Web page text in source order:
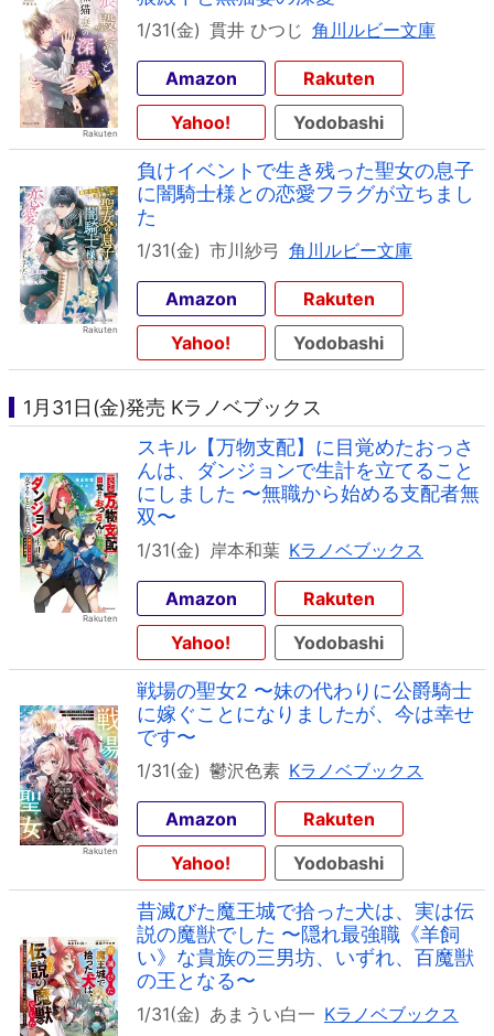
1/31(金) 貫井 ひつじ 角川ルビー文庫
Amazon
Rakuten
Yahoo!
Yodobashi
負けイベントで生き残った聖女の息子
に闇騎士様との恋愛フラグが立ちまし
た
1/31(金) 市川紗弓 角川ルビー文庫
Amazon
Rakuten
Yahoo!
Yodobashi
1月31日(金)発売 Kラノベブックス
スキル【万物支配】に目覚めたおっさ
んは、ダンジョンで生計を立てること
にしました 〜無職から始める支配者無
双〜
1/31(金) 岸本和葉 Kラノベブックス
Amazon
Rakuten
Yahoo!
Yodobashi
戦場の聖女2 〜妹の代わりに公爵騎士
に嫁ぐことになりましたが、今は幸せ
です〜
1/31(金) 鬱沢色素 Kラノベブックス
Amazon
Rakuten
Yahoo!
Yodobashi
昔滅びた魔王城で拾った犬は、実は伝
説の魔獣でした 〜隠れ最強職《羊飼
い》な貴族の三男坊、いずれ、百魔獣
の王となる〜
1/31(金) あまうい白一 Kラノベブックス